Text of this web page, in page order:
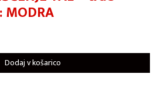
Dodaj v košarico